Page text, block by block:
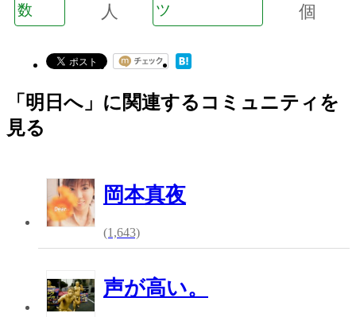
数
人
ツ
個
「明日へ」に関連するコミュニティを
見る
岡本真夜
(1,643)
声が高い。